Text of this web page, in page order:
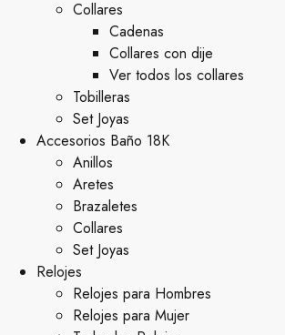
Collares
Cadenas
Collares con dije
Ver todos los collares
Tobilleras
Set Joyas
Accesorios Baño 18K
Anillos
Aretes
Brazaletes
Collares
Set Joyas
Relojes
Relojes para Hombres
Relojes para Mujer